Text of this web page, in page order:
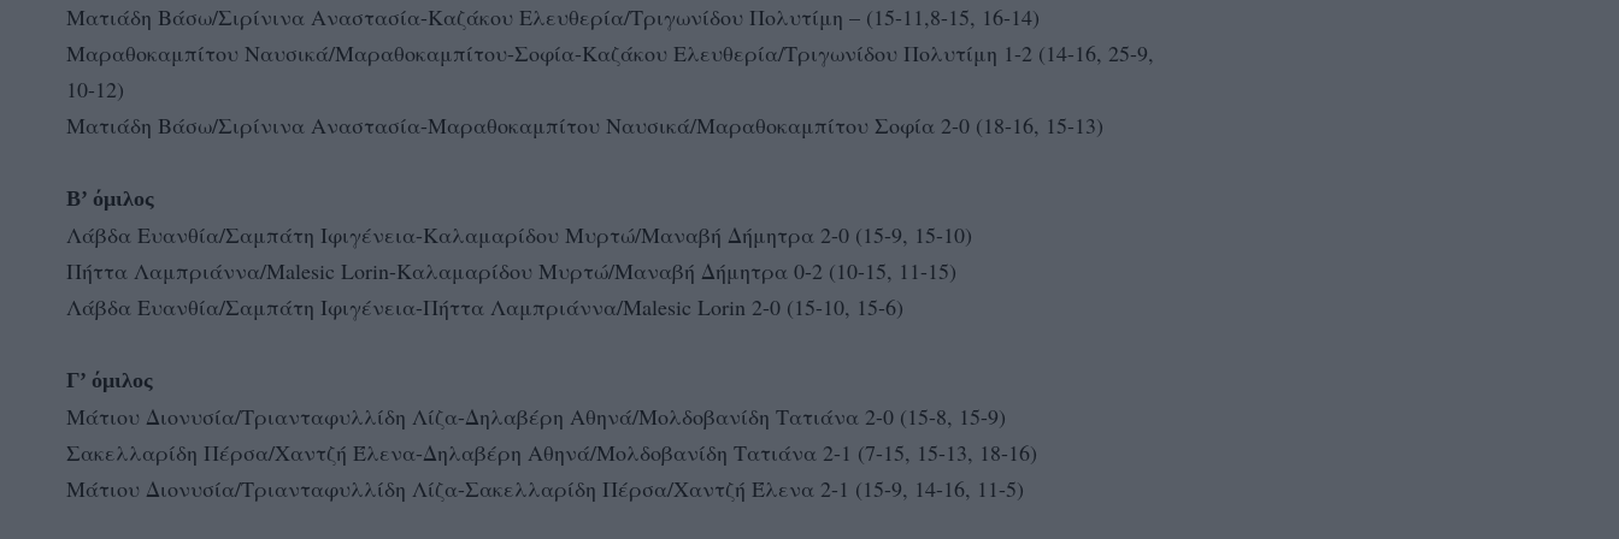
Ματιάδη Βάσω/Σιρίνινα Αναστασία-Καζάκου Ελευθερία/Τριγωνίδου Πολυτίμη – (15-11,8-15, 16-14)
Μαραθοκαμπίτου Ναυσικά/Μαραθοκαμπίτου-Σοφία-Καζάκου Ελευθερία/Τριγωνίδου Πολυτίμη 1-2 (14-16, 25-9,
10-12)
Ματιάδη Βάσω/Σιρίνινα Αναστασία-Μαραθοκαμπίτου Ναυσικά/Μαραθοκαμπίτου Σοφία 2-0 (18-16, 15-13)
Β’ όμιλος
Λάβδα Ευανθία/Σαμπάτη Ιφιγένεια-Καλαμαρίδου Μυρτώ/Μαναβή Δήμητρα 2-0 (15-9, 15-10)
Πήττα Λαμπριάννα/Malesic Lorin-Καλαμαρίδου Μυρτώ/Μαναβή Δήμητρα 0-2 (10-15, 11-15)
Λάβδα Ευανθία/Σαμπάτη Ιφιγένεια-Πήττα Λαμπριάννα/Malesic Lorin 2-0 (15-10, 15-6)
Γ’ όμιλος
Μάτιου Διονυσία/Τριανταφυλλίδη Λίζα-Δηλαβέρη Αθηνά/Μολδοβανίδη Τατιάνα 2-0 (15-8, 15-9)
Σακελλαρίδη Πέρσα/Χαντζή Έλενα-Δηλαβέρη Αθηνά/Μολδοβανίδη Τατιάνα 2-1 (7-15, 15-13, 18-16)
Μάτιου Διονυσία/Τριανταφυλλίδη Λίζα-Σακελλαρίδη Πέρσα/Χαντζή Έλενα 2-1 (15-9, 14-16, 11-5)